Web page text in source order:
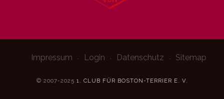
Impressum Login Datenschutz Sitemap
© 2007-2025 1. CLUB FÜR BOSTON-TERRIER E. V.